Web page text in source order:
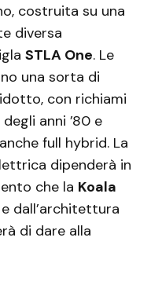
costruita su una
diversa
STLA One. Le
una sorta di
con richiami
anni ’80 e
full hybrid. La
dipenderà in
che la Koala
dall’architettura
di dare alla